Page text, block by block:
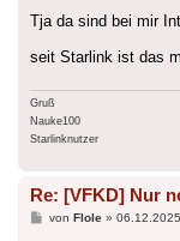
Tja da sind bei mir
seit Starlink ist das
Gruß
Nauke100
Starlinknutzer
Re: [VFKD] Nur
Beitrag
von Flole»